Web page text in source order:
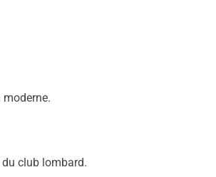
club lombard.